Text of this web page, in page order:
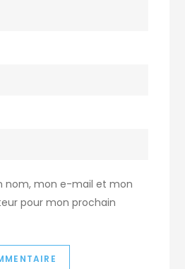
nom, mon e-mail et mon
pour mon prochain